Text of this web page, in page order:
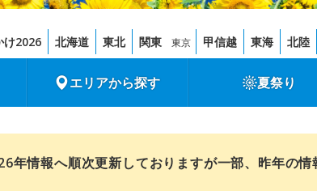
け2026 北海道 東北 関東 東京 甲信越 東海 北陸
エリアから探す 夏祭り
年情報へ順次更新しておりますが一部、昨年の情